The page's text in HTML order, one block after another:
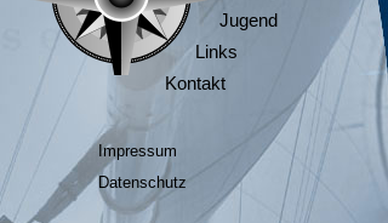
Jugend
Links
Kontakt
Impressum
Datenschutz